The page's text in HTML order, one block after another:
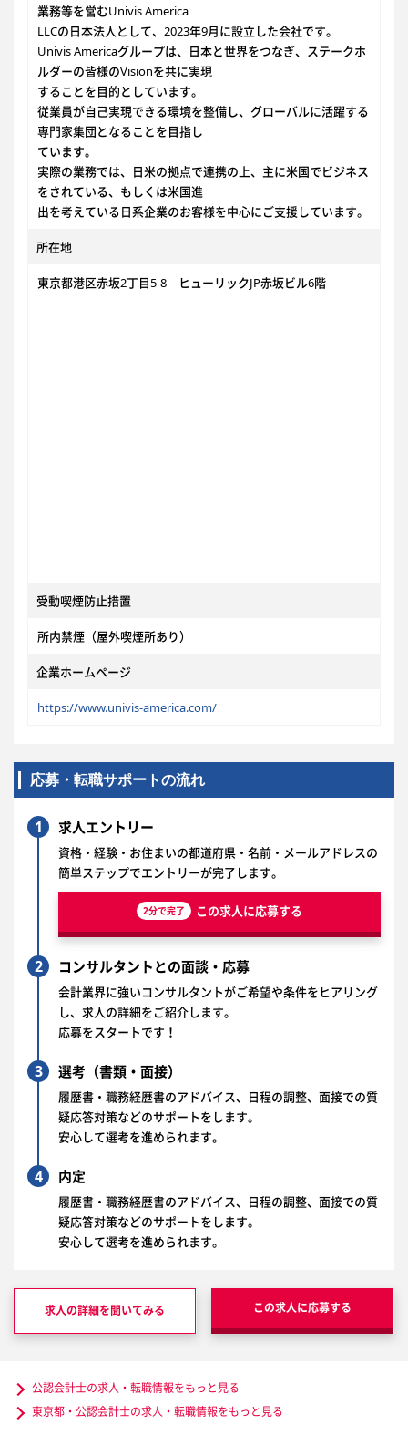
業務等を営むUnivis America
LLCの日本法人として、2023年9月に設立した会社です。
Univis Americaグループは、日本と世界をつなぎ、ステークホ
ルダーの皆様のVisionを共に実現
することを目的としています。
従業員が自己実現できる環境を整備し、グローバルに活躍する
専門家集団となることを目指し
ています。
実際の業務では、日米の拠点で連携の上、主に米国でビジネス
をされている、もしくは米国進
出を考えている日系企業のお客様を中心にご支援しています。
所在地
東京都港区赤坂2丁目5-8 ヒューリックJP赤坂ビル6階
受動喫煙防止措置
所内禁煙（屋外喫煙所あり）
企業ホームページ
https://www.univis-america.com/
応募・転職サポートの流れ
1 求人エントリー
資格・経験・お住まいの都道府県・名前・メールアドレスの
簡単ステップでエントリーが完了します。
2分で完了 この求人に応募する
2 コンサルタントとの面談・応募
会計業界に強いコンサルタントがご希望や条件をヒアリング
し、求人の詳細をご紹介します。
応募をスタートです！
3 選考（書類・面接）
履歴書・職務経歴書のアドバイス、日程の調整、面接での質
疑応答対策などのサポートをします。
安心して選考を進められます。
4 内定
履歴書・職務経歴書のアドバイス、日程の調整、面接での質
疑応答対策などのサポートをします。
安心して選考を進められます。
求人の詳細を聞いてみる この求人に応募する
公認会計士の求人・転職情報をもっと見る
東京都・公認会計士の求人・転職情報をもっと見る